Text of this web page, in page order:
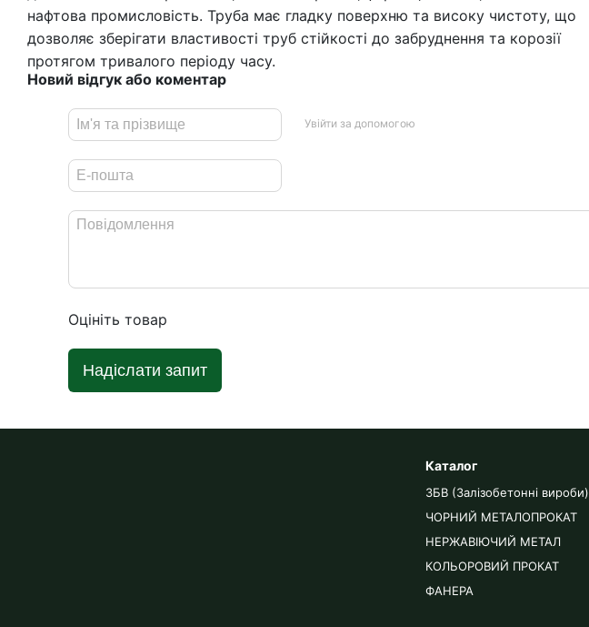
нафтова промисловість. Труба має гладку поверхню та високу чистоту, що
дозволяє зберігати властивості труб стійкості до забруднення та корозії
протягом тривалого періоду часу.
Новий відгук або коментар
Увійти за допомогою
Оцініть товар
Надіслати запит
Каталог
ЗБВ (Залізобетонні вироби)
ЧОРНИЙ МЕТАЛОПРОКАТ
НЕРЖАВІЮЧИЙ МЕТАЛ
КОЛЬОРОВИЙ ПРОКАТ
ФАНЕРА